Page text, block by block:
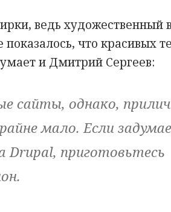
ведь художественный
что красивых
и Дмитрий Сергеев:
сайты, однако,
мало. Если
Drupal, приготовьтесь